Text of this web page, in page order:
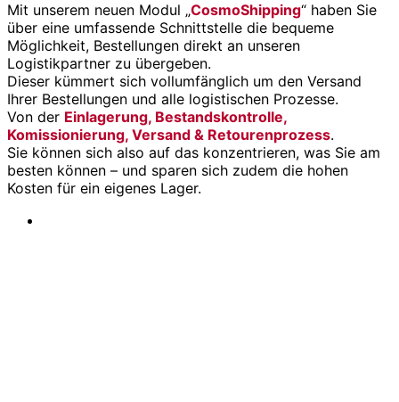
Mit unserem neuen Modul „CosmoShipping“ haben Sie
über eine umfassende Schnittstelle die bequeme
Möglichkeit, Bestellungen direkt an unseren
Logistikpartner zu übergeben.
Dieser kümmert sich vollumfänglich um den Versand
Ihrer Bestellungen und alle logistischen Prozesse.
Von der Einlagerung, Bestandskontrolle,
Komissionierung, Versand & Retourenprozess.
Sie können sich also auf das konzentrieren, was Sie am
besten können – und sparen sich zudem die hohen
Kosten für ein eigenes Lager.